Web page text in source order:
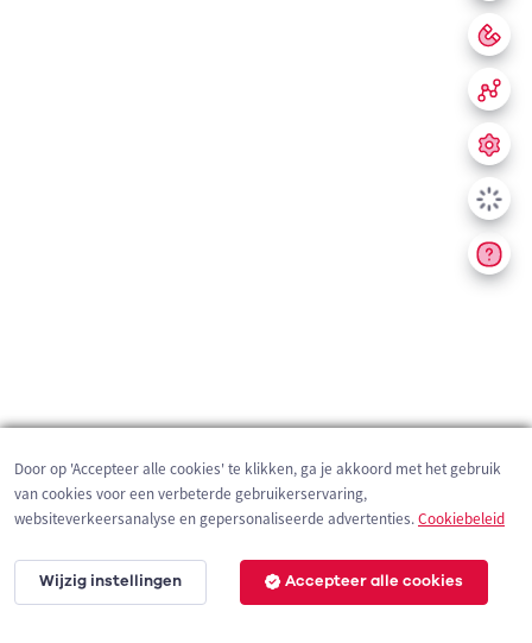
200 m
Door op 'Accepteer alle cookies' te klikken, ga je akkoord met het gebruik
van cookies voor een verbeterde gebruikerservaring,
websiteverkeersanalyse en gepersonaliseerde advertenties.Cookiebeleid
Wijzig instellingen Accepteer alle cookies